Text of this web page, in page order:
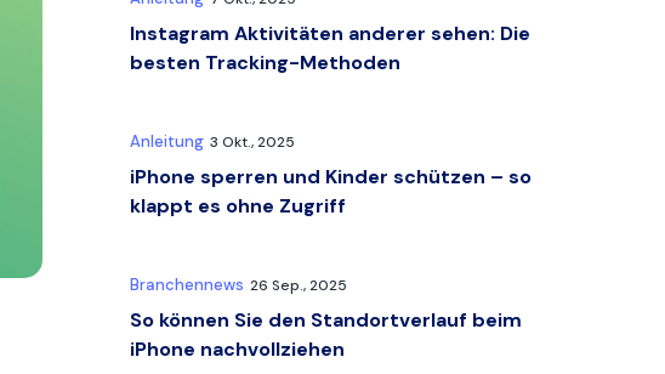
Instagram Aktivitäten anderer sehen: Die
besten Tracking-Methoden
Anleitung 3 Okt., 2025
iPhone sperren und Kinder schützen – so
klappt es ohne Zugriff
Branchennews 26 Sep., 2025
So können Sie den Standortverlauf beim
iPhone nachvollziehen